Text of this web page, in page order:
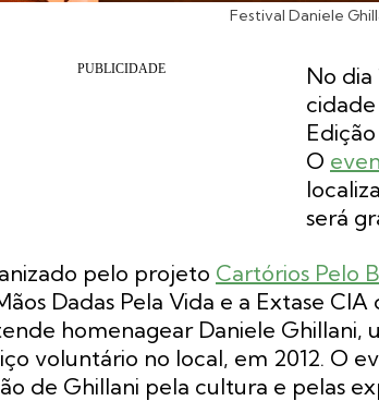
Festival Daniele
No dia
O
será
pelo projeto Cartórios Pelo
Dadas Pela Vida e a Extase
homenagear Daniele
voluntário no local, em 2012. O
de Ghillani pela cultura e pelas